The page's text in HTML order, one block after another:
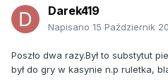
Darek419
Napisano 15 Październik
Poszło dwa razy.Był to substytut
był do gry w kasynie n.p ruletka,